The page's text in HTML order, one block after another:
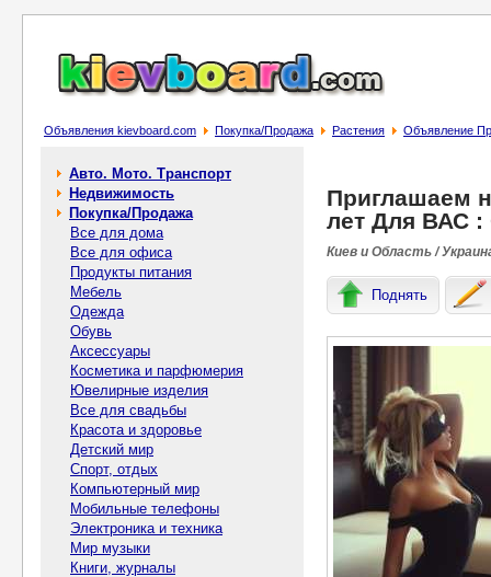
Объявления kievboard.com Покупка/Продажа Растения Объявление
Авто. Мото. Транспорт
Недвижимость
Покупка/Продажа
Все для дома
Все для офиса
Продукты питания
Мебель
Одежда
Обувь
Аксессуары
Косметика и парфюмерия
Ювелирные изделия
Все для свадьбы
Красота и здоровье
Детский мир
Спорт, отдых
Компьютерный мир
Мобильные телефоны
Электроника и техника
Мир музыки
Книги, журналы
Приглашаем
лет Для ВАС :
Киев и Область /
Поднять